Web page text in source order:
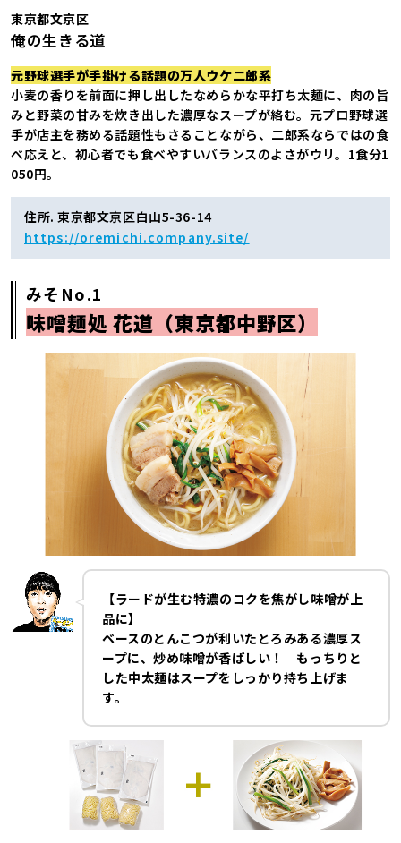
東京都文京区
俺の生きる道
元野球選手が手掛ける話題の万人ウケ二郎系
小麦の香りを前面に押し出したなめらかな平打ち太麺に、肉の旨
みと野菜の甘みを炊き出した濃厚なスープが絡む。元プロ野球選
手が店主を務める話題性もさることながら、二郎系ならではの食
べ応えと、初心者でも食べやすいバランスのよさがウリ。1食分1
050円。
住所. 東京都文京区白山5-36-14
https://oremichi.company.site/
みそNo.1
味噌麺処 花道（東京都中野区）
【ラードが生む特濃のコクを焦がし味噌が上
品に】
ベースのとんこつが利いたとろみある濃厚ス
ープに、炒め味噌が香ばしい！ もっちりと
した中太麺はスープをしっかり持ち上げま
す。